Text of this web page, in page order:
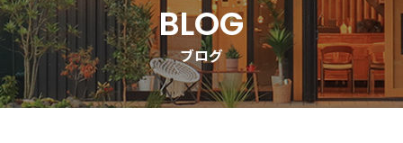
BLOG
ブログ